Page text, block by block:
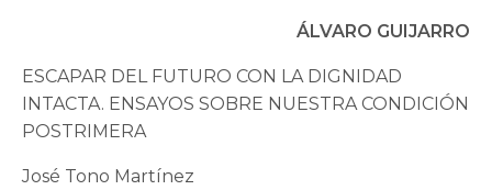
ÁLVARO GUIJARRO
ESCAPAR DEL FUTURO CON LA DIGNIDAD
INTACTA. ENSAYOS SOBRE NUESTRA CONDICIÓN
POSTRIMERA
José Tono Martínez